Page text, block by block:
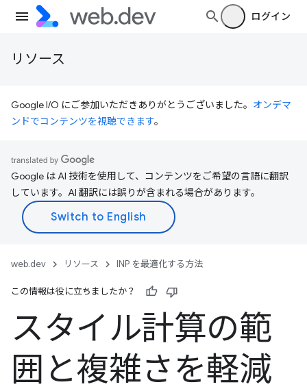
ログイン
リソース
Google I/O にご参加いただきありがとうございました。 オンデマ
ンドでコンテンツを視聴できます。
Google は AI 技術を使用して、コンテンツをご希望の言語に翻訳
しています。AI 翻訳には誤りが含まれる場合があります。
web.dev リソース INP を最適化する方法
この情報は役に立ちましたか？
スタイル計算の範
囲と複雑さを軽減